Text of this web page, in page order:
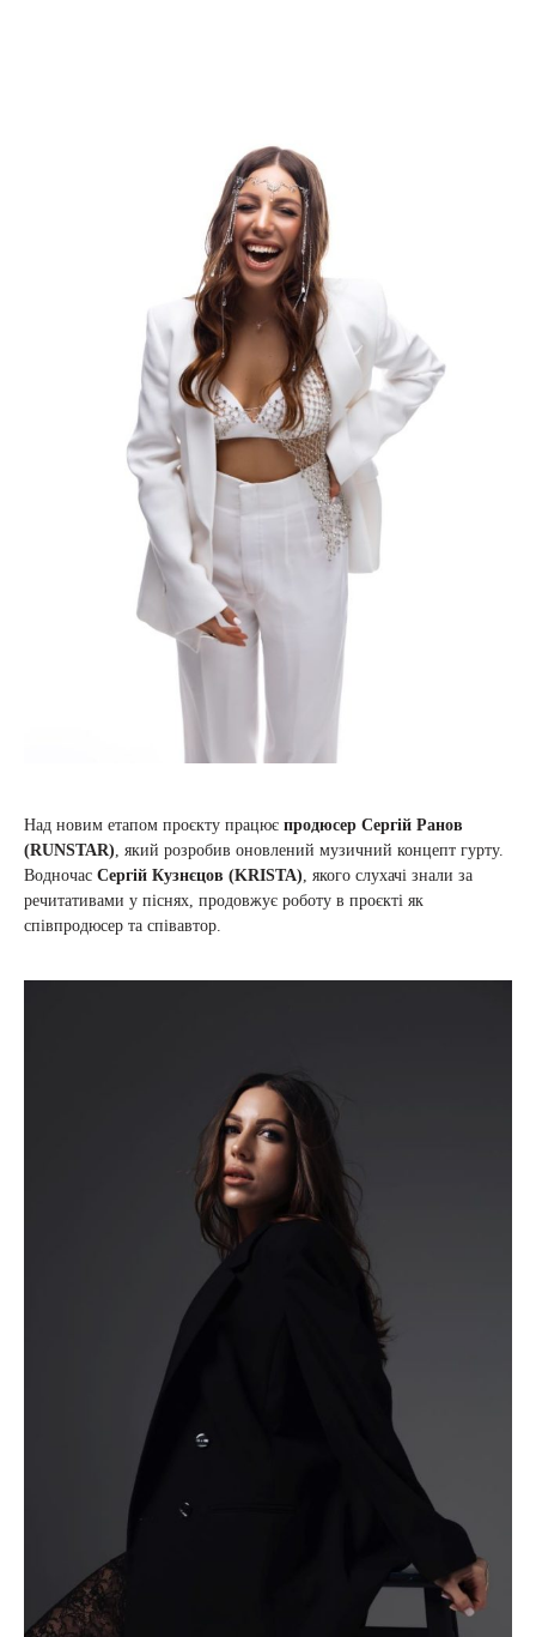
Над новим етапом проєкту працює продюсер Сергій Ранов
(RUNSTAR), який розробив оновлений музичний концепт гурту.
Водночас Сергій Кузнєцов (KRISTA), якого слухачі знали за
речитативами у піснях, продовжує роботу в проєкті як
співпродюсер та співавтор.